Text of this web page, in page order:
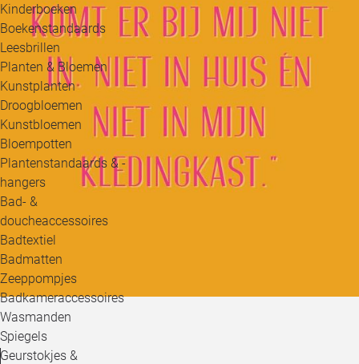
Kinderboeken
Boekenstandaards
Leesbrillen
Planten & Bloemen
Kunstplanten
Droogbloemen
Kunstbloemen
Bloempotten
Plantenstandaards & -
hangers
Bad- &
doucheaccessoires
Badtextiel
Badmatten
Zeeppompjes
Badkameraccessoires
Wasmanden
Spiegels
Geurstokjes &